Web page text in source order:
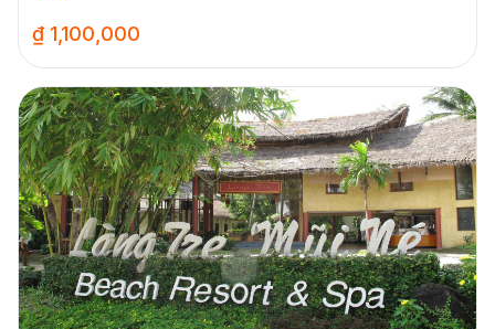
₫ 1,100,000